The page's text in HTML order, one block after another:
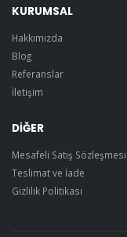
KURUMSAL
Hakkımızda
Blog
Referanslar
İletişim
DİĞER
Mesafeli Satış Sözleşmesi
Teslimat ve İade
Gizlilik Politikası